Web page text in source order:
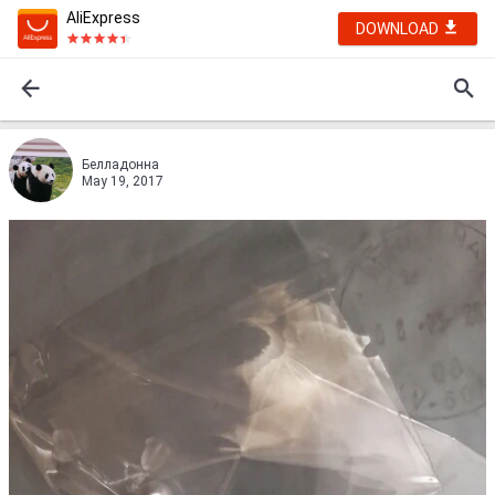
AliExpress
DOWNLOAD
Белладонна
May 19, 2017